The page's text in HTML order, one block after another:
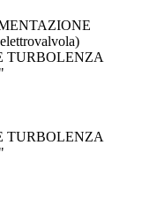
TURBOLENZA
TURBOLENZA